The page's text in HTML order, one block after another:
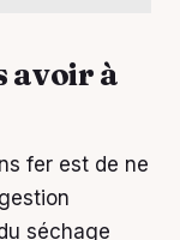
avoir à
fer est de ne
séchage